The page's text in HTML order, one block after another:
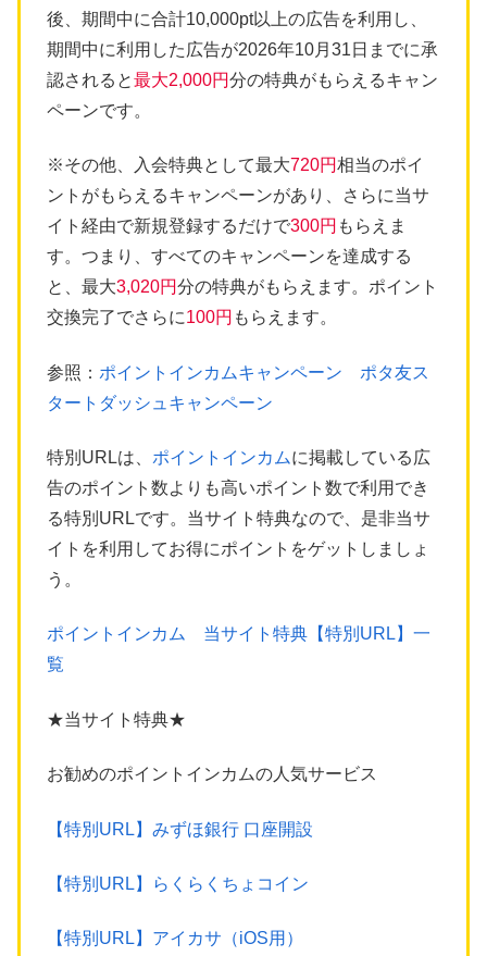
後、期間中に合計10,000pt以上の広告を利用し、
期間中に利用した広告が2026年10月31日までに承
認されると最大2,000円分の特典がもらえるキャン
ペーンです。
※その他、入会特典として最大720円相当のポイ
ントがもらえるキャンペーンがあり、さらに当サ
イト経由で新規登録するだけで300円 もらえま
す。つまり、すべてのキャンペーンを達成する
と、最大3,020円分の特典がもらえます。ポイント
交換完了でさらに100円 もらえます。
参照： ポイントインカムキャンペーン ポタ友ス
タートダッシュキャンペーン
特別URLは、 ポイントインカムに掲載している広
告のポイント数よりも高いポイント数で利用でき
る特別URLです。当サイト特典なので、是非当サ
イトを利用してお得にポイントをゲットしましょ
う。
ポイントインカム 当サイト特典【特別URL】一
覧
★当サイト特典★
お勧めのポイントインカムの人気サービス
【特別URL】みずほ銀行 口座開設
【特別URL】らくらくちょコイン
【特別URL】アイカサ（iOS用）